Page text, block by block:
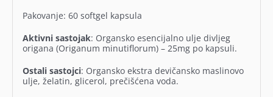
Pakovanje: 60 softgel kapsula
Aktivni sastojak: Organsko esencijalno ulje divljeg
origana (Origanum minutiflorum) – 25mg po kapsuli.
Ostali sastojci: Organsko ekstra devičansko maslinovo
ulje, želatin, glicerol, prečišćena voda.